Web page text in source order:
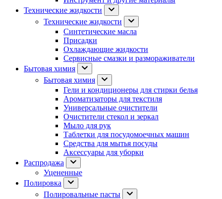
Технические жидкости
Технические жидкости
Синтетические масла
Присадки
Охлаждающие жидкости
Сервисные смазки и размораживатели
Бытовая химия
Бытовая химия
Гели и кондиционеры для стирки белья
Ароматизаторы для текстиля
Универсальные очистители
Очистители стекол и зеркал
Мыло для рук
Таблетки для посудомоечных машин
Средства для мытья посуды
Аксессуары для уборки
Распродажа
Уцененные
Полировка
Полировальные пасты